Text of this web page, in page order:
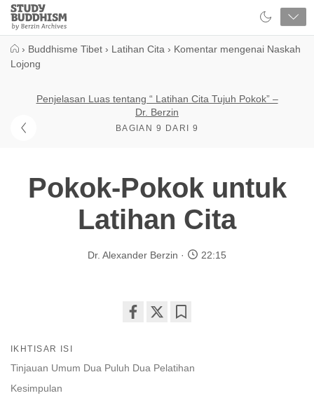
Close
Study
Buddhism
› Buddhisme Tibet › Latihan Cita › Komentar mengenai Naskah
Lojong
Penjelasan Luas tentang “ Latihan Cita Tujuh Pokok” –
Dr. Berzin
BAGIAN 9 DARI 9
Pokok-Pokok untuk
Latihan Cita
Dr. Alexander Berzin 22:15
facebook
IKHTISAR ISI
Tinjauan Umum Dua Puluh Dua Pelatihan
Kesimpulan